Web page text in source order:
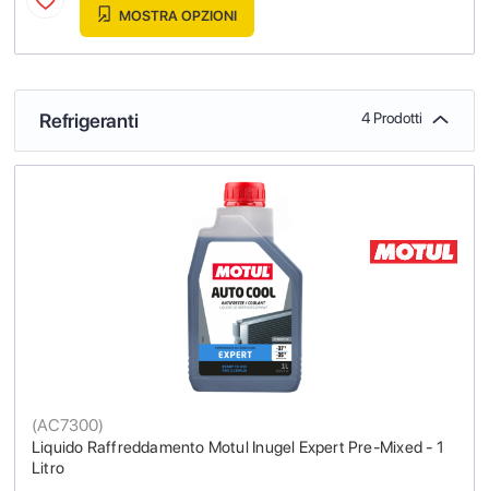
MOSTRA OPZIONI
Refrigeranti 4 Prodotti
Liquido Raffreddamento Motul Inugel Expert Pre-Mixed - 1
Litro
(AC7300)